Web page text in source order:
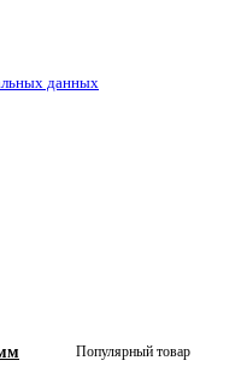
данных
Популярный товар